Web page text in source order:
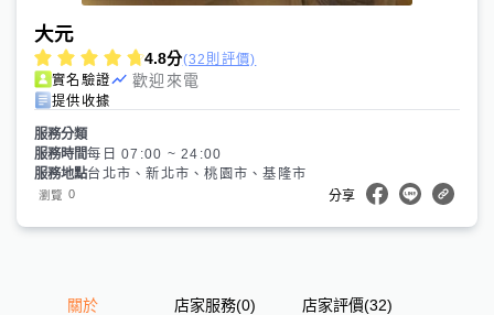
大元
4.8分(32則評價)
實名驗證
歡迎來電
提供收據
服務分類
服務時間每日 07:00 ~ 24:00
服務地點台北市、新北市、桃園市、基隆市
瀏覽 0 分享
關於 店家服務(0) 店家評價(32)